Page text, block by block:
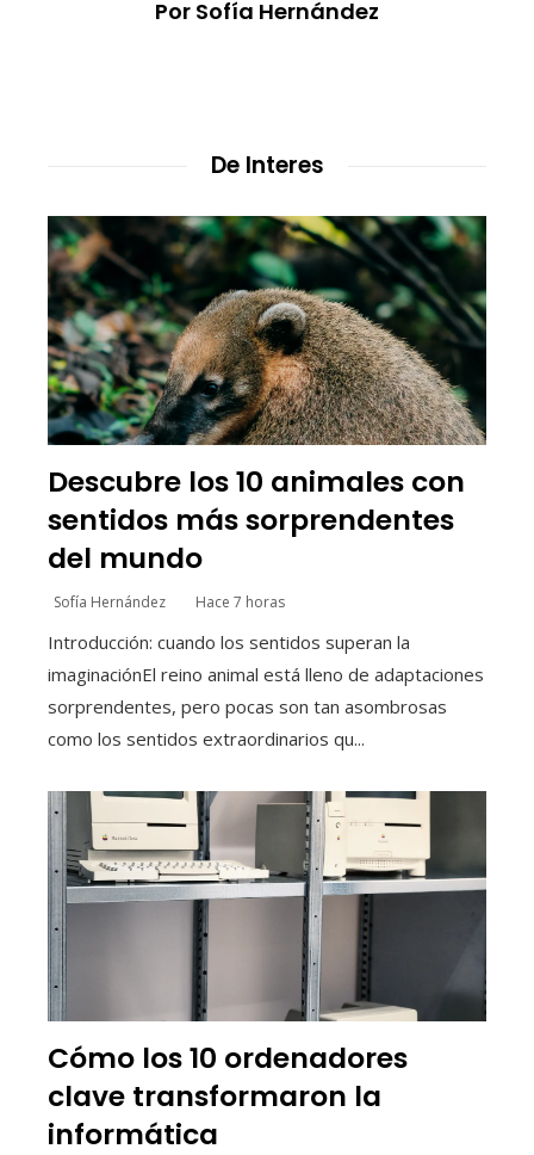
Por Sofía Hernández
De Interes
Descubre los 10 animales con
sentidos más sorprendentes
del mundo
Sofía Hernández Hace 7 horas
Introducción: cuando los sentidos superan la
imaginaciónEl reino animal está lleno de adaptaciones
sorprendentes, pero pocas son tan asombrosas
como los sentidos extraordinarios qu...
Cómo los 10 ordenadores
clave transformaron la
informática